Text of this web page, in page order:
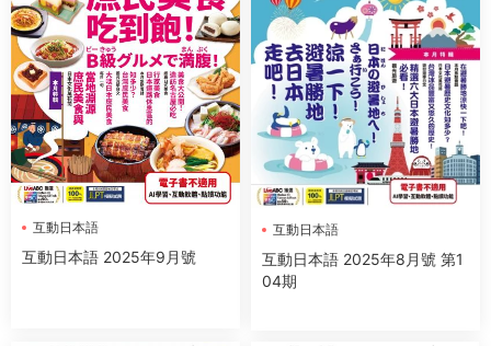
互動日本語
互動日本語 2025年9月號
互動日本語
互動日本語 2025年8月號 第1
04期